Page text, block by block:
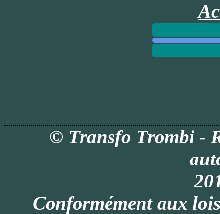
© Transfo Trombi -
Conformément aux